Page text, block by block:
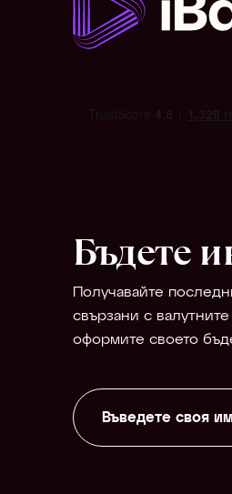
Бъдете
Получавайте
свързани с
оформите своето